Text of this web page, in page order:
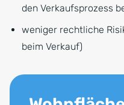
den Verkaufsprozess
weniger rechtliche
beim Verkauf)